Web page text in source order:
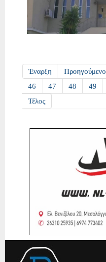
Έναρξη Προηγούμενο
46
47 48 49
Τέλος